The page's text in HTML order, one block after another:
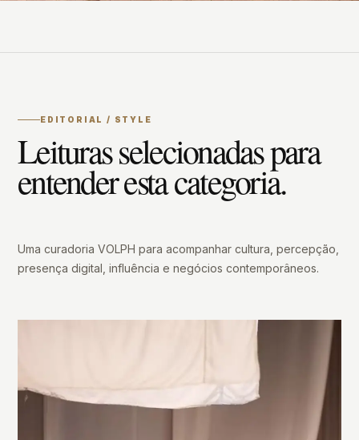
EDITORIAL / STYLE
Leituras selecionadas para
entender esta categoria.
Uma curadoria VOLPH para acompanhar cultura, percepção,
presença digital, influência e negócios contemporâneos.